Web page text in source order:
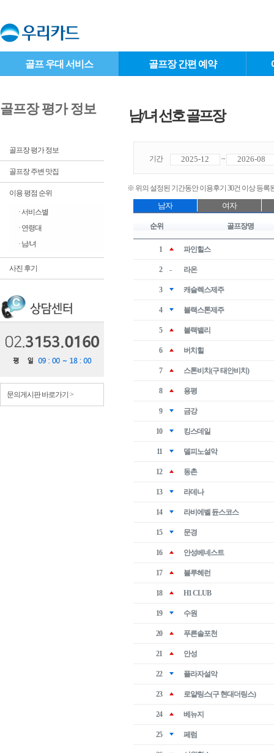
골프 우대 서비스 골프장 간편 예약
골프장 평가 정보
골프장 평가 정보
골프장 주변 맛집
이용 평점 순위
· 서비스별
· 연령대
· 남/녀
사진 후기
문의게시판 바로가기 >
남/녀 선호 골프장
기간 ~
※ 위의 설정된 기간동안 이용후기 30건 이상 등록
남자 여자
순위 골프장명
1 파인힐스
2 - 라온
3 캐슬렉스제주
4 블랙스톤제주
5 블랙밸리
6 버치힐
7 스톤비치(구 태안비치)
8 용평
9 금강
10 킹스데일
11 델피노설악
12 동촌
13 라데나
14 라비에벨 듄스코스
15 문경
16 안성베네스트
17 블루헤런
18 H1 CLUB
19 수원
20 푸른솔포천
21 안성
22 플라자설악
23 로얄링스(구 현대더링스)
24 베뉴지
25 페럼